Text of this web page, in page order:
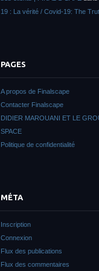
19 : La vérité / Covid-19: The
PAGES
A propos de Finalscape
Contacter Finalscape
DIDIER MAROUANI ET LE
SPACE
Politique de confidentialité
MÉTA
Inscription
Connexion
Flux des publications
Flux des commentaires